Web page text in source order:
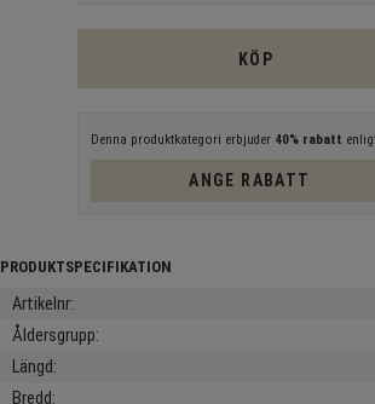
KÖP
Denna produktkategori erbjuder 40% rabatt
ANGE RABATT
Artikelnr
Åldersgrupp
Längd
Bredd